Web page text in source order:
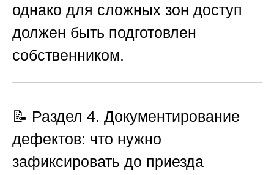
однако для сложных зон доступ
должен быть подготовлен
собственником.
📝 Раздел 4. Документирование
дефектов: что нужно
зафиксировать до приезда